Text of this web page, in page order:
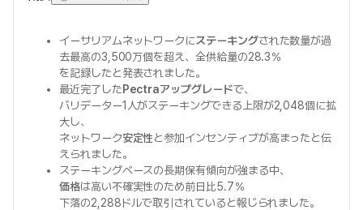
イーサリアムネットワークにステーキングされた数量が過
去最高の3,500万個を超え、全供給量の28.3％
を記録したと発表されました。
最近完了したPectraアップグレードで、
バリデーター1人がステーキングできる上限が2,048個に拡
大し、
ネットワーク安定性と参加インセンティブが高まったと伝
えられました。
ステーキングベースの長期保有傾向が強まる中、
価格は高い不確実性のため前日比5.7％
下落の2,288ドルで取引されていると報じられました。